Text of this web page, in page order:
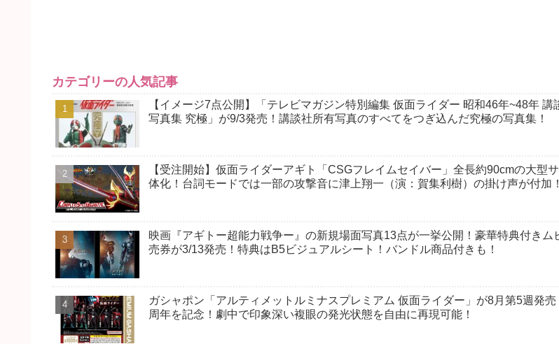
カテゴリーの人気記事
【イメージ7点公開】「テレビマガジン特別編集 仮面ライダー 昭和46年~48年 講
写真集 究極」が9/3発売！講談社所有写真のすべてをつぎ込んだ究極の写真集！
【受注開始】仮面ライダーアギト「CSGフレイムセイバー」全長約90cmの大型
体化！台詞モードでは一部の攻撃音に津上翔一（演：賀集利樹）の掛け声が付加！
映画『アギトー超能力戦争ー』の新規場面写真13点が一挙公開！豪華特典付きム
売券が3/13発売！特典はB5ビジュアルシート！バンドル商品付きも！
ガシャポン「アルティメットルミナスプレミアム 仮面ライダー」が8月第5週発
周年を記念！劇中で印象深い複眼の発光状態を自由に再現可能！